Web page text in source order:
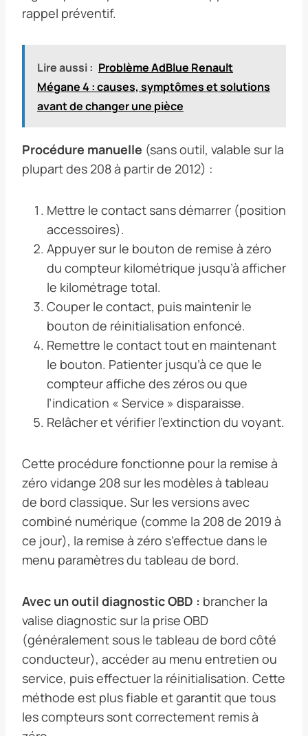
rappel préventif.
Lire aussi : Problème AdBlue Renault
Mégane 4 : causes, symptômes et solutions
avant de changer une pièce
Procédure manuelle (sans outil, valable sur la
plupart des 208 à partir de 2012) :
Mettre le contact sans démarrer (position
accessoires).
Appuyer sur le bouton de remise à zéro
du compteur kilométrique jusqu’à afficher
le kilométrage total.
Couper le contact, puis maintenir le
bouton de réinitialisation enfoncé.
Remettre le contact tout en maintenant
le bouton. Patienter jusqu’à ce que le
compteur affiche des zéros ou que
l’indication « Service » disparaisse.
Relâcher et vérifier l’extinction du voyant.
Cette procédure fonctionne pour la remise à
zéro vidange 208 sur les modèles à tableau
de bord classique. Sur les versions avec
combiné numérique (comme la 208 de 2019 à
ce jour), la remise à zéro s’effectue dans le
menu paramètres du tableau de bord.
Avec un outil diagnostic OBD : brancher la
valise diagnostic sur la prise OBD
(généralement sous le tableau de bord côté
conducteur), accéder au menu entretien ou
service, puis effectuer la réinitialisation. Cette
méthode est plus fiable et garantit que tous
les compteurs sont correctement remis à